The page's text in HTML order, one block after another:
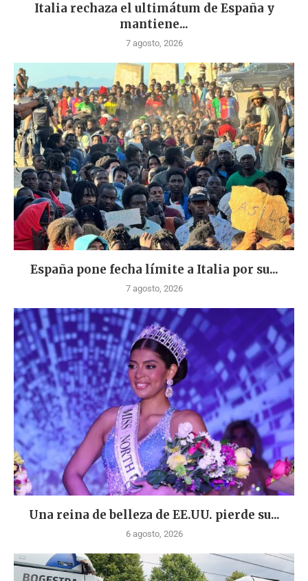
Italia rechaza el ultimátum de España y
mantiene...
7 agosto, 2026
España pone fecha límite a Italia por su...
7 agosto, 2026
Una reina de belleza de EE.UU. pierde su...
6 agosto, 2026